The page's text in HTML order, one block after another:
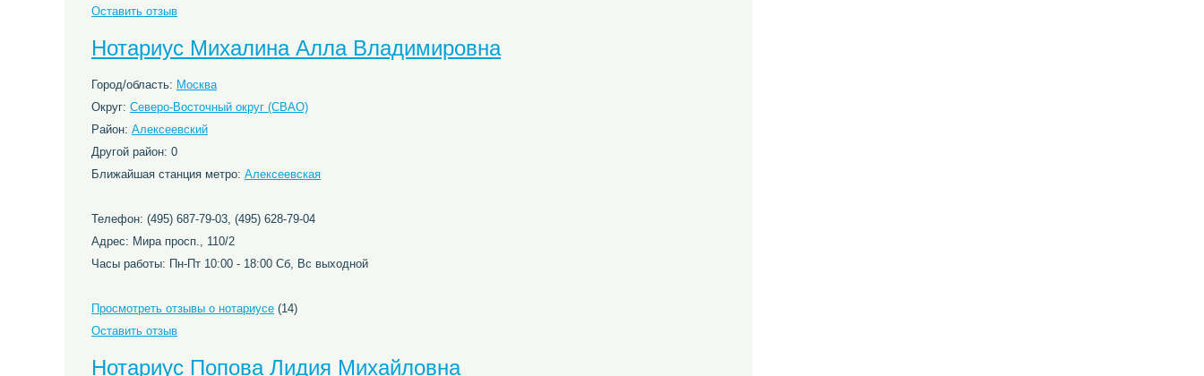
Оставить отзыв
Нотариус Михалина Алла Владимировна
Город/область: Москва
Округ: Северо-Восточный округ (СВАО)
Район: Алексеевский
Другой район: 0
Ближайшая станция метро: Алексеевская
Телефон: (495) 687-79-03, (495) 628-79-04
Адрес: Мира просп., 110/2
Часы работы: Пн-Пт 10:00 - 18:00 Сб, Вс выходной
Просмотреть отзывы о нотариусе (14)
Оставить отзыв
Нотариус Попова Лидия Михайловна